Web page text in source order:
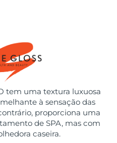
tem uma textura luxuosa
à sensação das
proporciona uma
de SPA, mas com
caseira.